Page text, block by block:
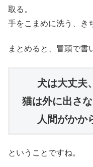
取る。
手をこまめに洗う、き
まとめると、冒頭で書
犬は大丈夫、
猫は外に出さ
人間がかか
ということですね。